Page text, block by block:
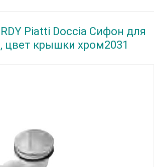
Piatti Doccia Сифон для
цвет крышки хром2031